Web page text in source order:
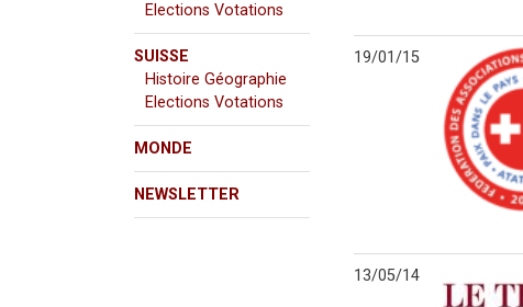
19/01/15
13/05/14
Elections Votations
SUISSE
Histoire Géographie
Elections Votations
MONDE
NEWSLETTER